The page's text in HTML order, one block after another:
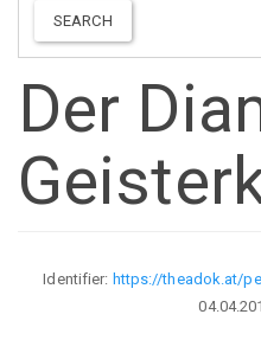
SEARCH
Der
Identifier: https://theadok.at/